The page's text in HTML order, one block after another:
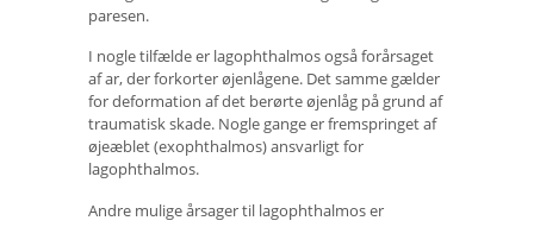
paresen.
I nogle tilfælde er lagophthalmos også forårsaget
af ar, der forkorter øjenlågene. Det samme gælder
for deformation af det berørte øjenlåg på grund af
traumatisk skade. Nogle gange er fremspringet af
øjeæblet (exophthalmos) ansvarligt for
lagophthalmos.
Andre mulige årsager til lagophthalmos er